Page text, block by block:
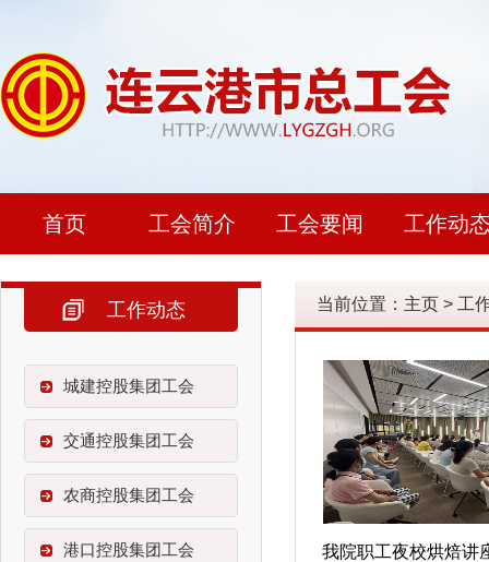
首页 工会简介 工会要闻 工作动
工作动态
城建控股集团工会
交通控股集团工会
农商控股集团工会
港口控股集团工会
当前位置： 主页 > 工
我院职工夜校烘焙讲